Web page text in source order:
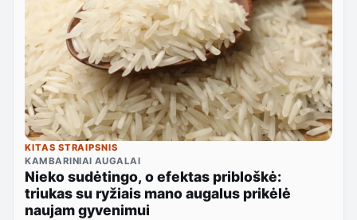
KITAS STRAIPSNIS
KAMBARINIAI AUGALAI
Nieko sudėtingo, o efektas pribloškė:
triukas su ryžiais mano augalus prikėlė
naujam gyvenimui